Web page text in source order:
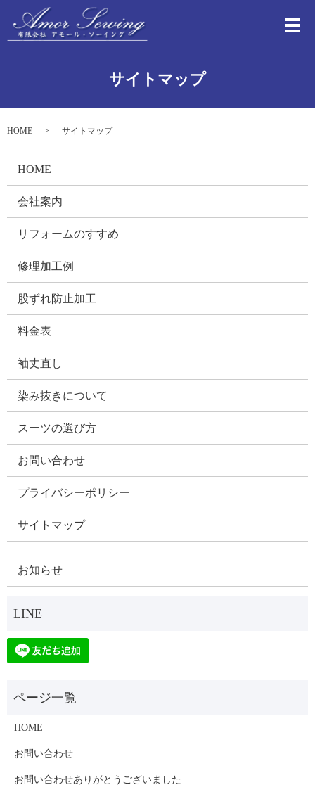
メ
サイトマップ
HOME サイトマップ
HOME
会社案内
リフォームのすすめ
修理加工例
股ずれ防止加工
料金表
袖丈直し
染み抜きについて
スーツの選び方
お問い合わせ
プライバシーポリシー
サイトマップ
お知らせ
HOME
お問い合わせ
お問い合わせありがとうございました